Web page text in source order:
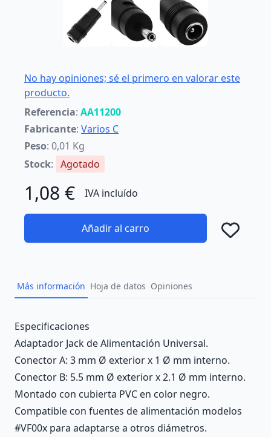
No hay opiniones; sé el primero en valorar este
producto.
Referencia: AA11200
Fabricante: Varios C
Peso: 0,01 Kg
Stock: Agotado
1,08 € IVA incluído
Añadir al carro
Más información Hoja de datos Opiniones
Description
Especificaciones
Adaptador Jack de Alimentación Universal.
Conector A: 3 mm Ø exterior x 1 Ø mm interno.
Conector B: 5.5 mm Ø exterior x 2.1 Ø mm interno.
Montado con cubierta PVC en color negro.
Compatible con fuentes de alimentación modelos
#VF00x para adaptarse a otros diámetros.